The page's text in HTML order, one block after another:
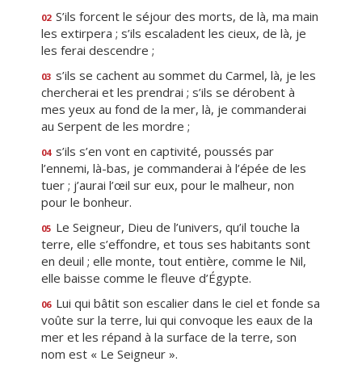
02 S’ils forcent le séjour des morts, de là, ma main
les extirpera ; s’ils escaladent les cieux, de là, je
les ferai descendre ;
03 s’ils se cachent au sommet du Carmel, là, je les
chercherai et les prendrai ; s’ils se dérobent à
mes yeux au fond de la mer, là, je commanderai
au Serpent de les mordre ;
04 s’ils s’en vont en captivité, poussés par
l’ennemi, là-bas, je commanderai à l’épée de les
tuer ; j’aurai l’œil sur eux, pour le malheur, non
pour le bonheur.
05 Le Seigneur, Dieu de l’univers, qu’il touche la
terre, elle s’effondre, et tous ses habitants sont
en deuil ; elle monte, tout entière, comme le Nil,
elle baisse comme le fleuve d’Égypte.
06 Lui qui bâtit son escalier dans le ciel et fonde sa
voûte sur la terre, lui qui convoque les eaux de la
mer et les répand à la surface de la terre, son
nom est « Le Seigneur ».